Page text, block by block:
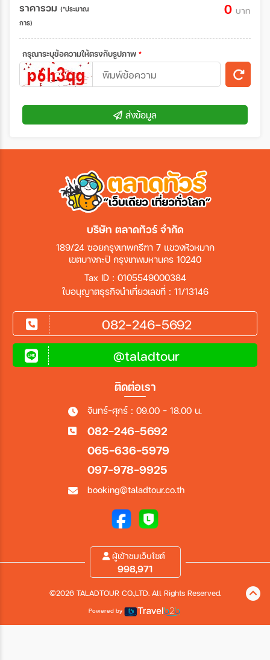
ราคารวม (*ประมาณ
การ)
0 บาท
กรุณาระบุข้อความให้ตรงกับรูปภาพ *
ส่งข้อมูล
บริษัท ตลาดทัวร์ จำกัด
189/24 ซอยกรุงเทพกรีฑา 7 แขวงหัวหมาก
เขตบางกะปิ กรุงเทพมหานคร 10240
Tax ID : 0105549000384
ใบอนุญาตธุรกิจนำเที่ยวเลขที่ : 11/13146
082-246-5692
@taladtour
ติดต่อเรา
จันทร์-ศุกร์ : 09.00 - 18.00 น.
082-246-5692
065-636-5979
097-978-9925
booking@taladtour.co.th
ผู้เข้าชมเว็บไซต์
998,971
©2026 TALADTOUR CO.,LTD. All Rights Reserved.
Powered by